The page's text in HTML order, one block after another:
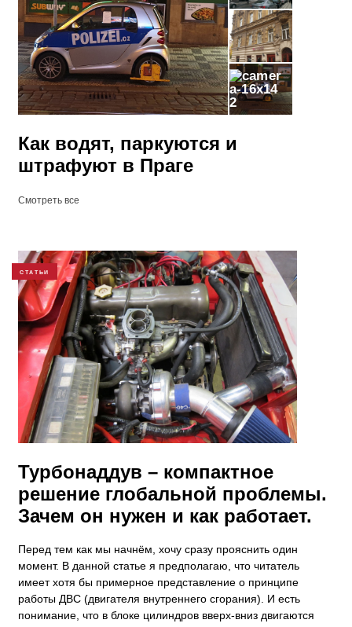
2
Как водят, паркуются и
штрафуют в Праге
Смотреть все
СТАТЬИ
​Турбонаддув – компактное
решение глобальной проблемы.
Зачем он нужен и как работает.
Перед тем как мы начнём, хочу сразу прояснить один
момент. В данной статье я предполагаю, что читатель
имеет хотя бы примерное представление о принципе
работы ДВС (двигателя внутреннего сгорания). И есть
понимание, что в блоке цилиндров вверх-вниз двигаются